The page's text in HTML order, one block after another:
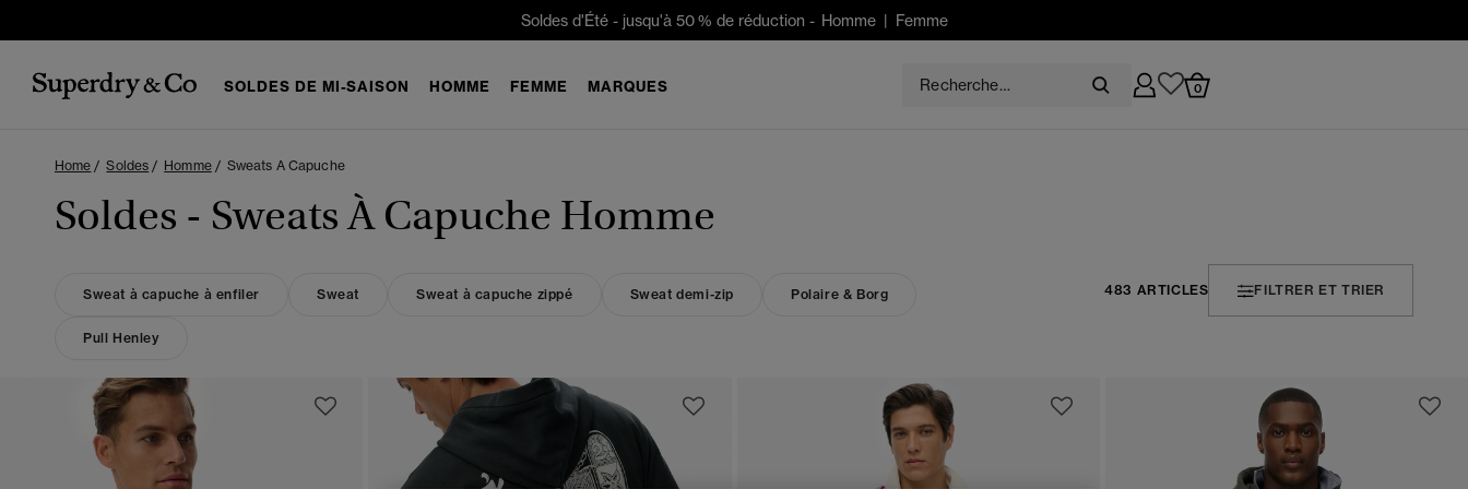
Soldes d'Été -jusqu'à 50 % de réduction - Homme| Femme
SOLDES DE MI-SAISON HOMME FEMME MARQUES 0
Home Soldes Homme Sweats A Capuche
Soldes - Sweats À Capuche Homme
Sweat à capuche à enfiler Sweat Sweat à capuche zippé Sweat demi-zip Polaire & Borg
Pull Henley
483 ARTICLES FILTRER ET TRIER